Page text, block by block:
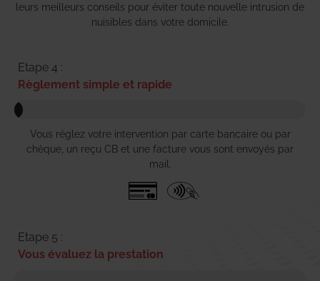
leurs meilleurs conseils pour éviter toute nouvelle intrusion de
nuisibles dans votre domicile.
Etape 4 :
Règlement simple et rapide
Vous réglez votre intervention par carte bancaire ou par
chèque, un reçu CB et une facture vous sont envoyés par
mail.
Etape 5 :
Vous évaluez la prestation